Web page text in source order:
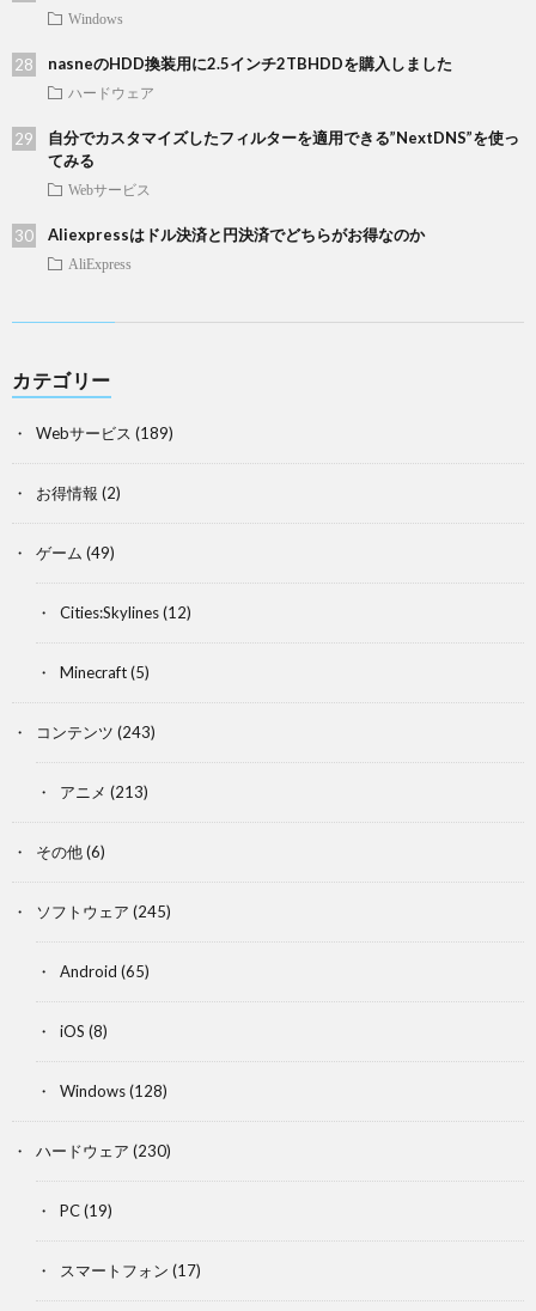
Windows
nasneのHDD換装用に2.5インチ2TBHDDを購入しました
ハードウェア
自分でカスタマイズしたフィルターを適用できる”NextDNS”を使っ
てみる
Webサービス
Aliexpressはドル決済と円決済でどちらがお得なのか
AliExpress
カテゴリー
Webサービス (189)
お得情報 (2)
ゲーム (49)
Cities:Skylines(12)
Minecraft(5)
コンテンツ (243)
アニメ (213)
その他(6)
ソフトウェア (245)
Android (65)
iOS (8)
Windows(128)
ハードウェア (230)
PC(19)
スマートフォン (17)